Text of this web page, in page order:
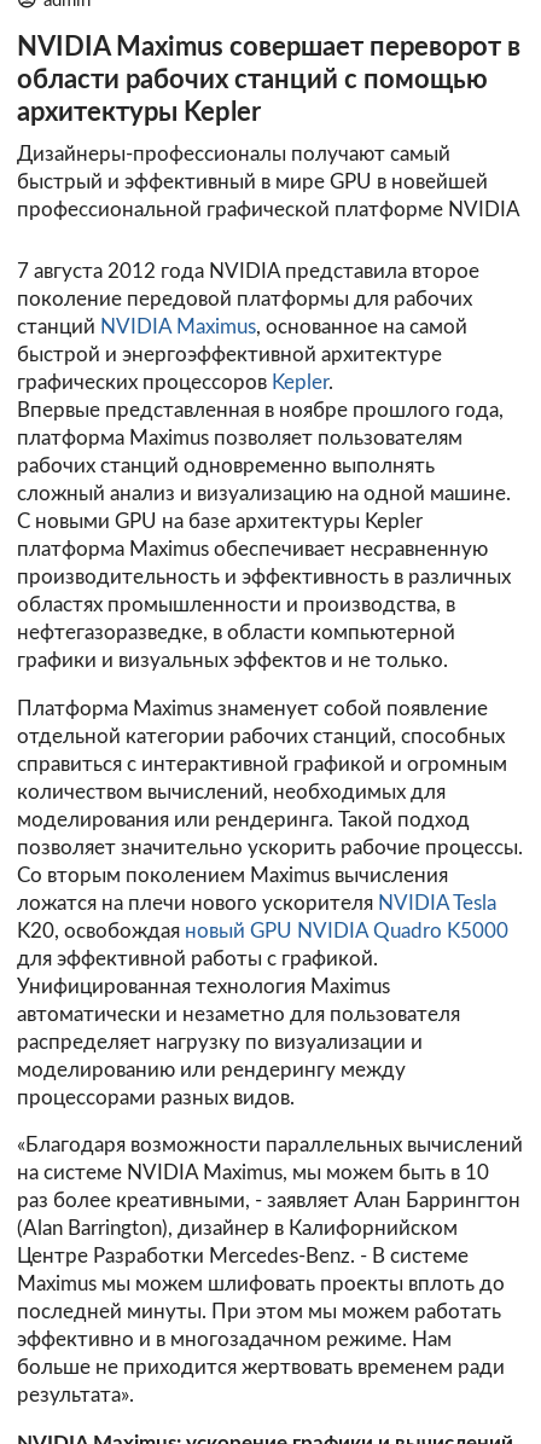
NVIDIA Maximus совершает переворот в
области рабочих станций с помощью
архитектуры Kepler
Дизайнеры-профессионалы получают самый
быстрый и эффективный в мире GPU в новейшей
профессиональной графической платформе NVIDIA
7 августа 2012 года NVIDIA представила второе
поколение передовой платформы для рабочих
станций NVIDIA Maximus, основанное на самой
быстрой и энергоэффективной архитектуре
графических процессоров Kepler.
Впервые представленная в ноябре прошлого года,
платформа Maximus позволяет пользователям
рабочих станций одновременно выполнять
сложный анализ и визуализацию на одной машине.
C новыми GPU на базе архитектуры Kepler
платформа Maximus обеспечивает несравненную
производительность и эффективность в различных
областях промышленности и производства, в
нефтегазоразведке, в области компьютерной
графики и визуальных эффектов и не только.
Платформа Maximus знаменует собой появление
отдельной категории рабочих станций, способных
справиться с интерактивной графикой и огромным
количеством вычислений, необходимых для
моделирования или рендеринга. Такой подход
позволяет значительно ускорить рабочие процессы.
Со вторым поколением Maximus вычисления
ложатся на плечи нового ускорителя NVIDIA Tesla
K20, освобождая новый GPU NVIDIA Quadro K5000
для эффективной работы с графикой.
Унифицированная технология Maximus
автоматически и незаметно для пользователя
распределяет нагрузку по визуализации и
моделированию или рендерингу между
процессорами разных видов.
«Благодаря возможности параллельных вычислений
на системе NVIDIA Maximus, мы можем быть в 10
раз более креативными, - заявляет Алан Баррингтон
(Alan Barrington), дизайнер в Калифорнийском
Центре Разработки Mercedes-Benz. - В системе
Maximus мы можем шлифовать проекты вплоть до
последней минуты. При этом мы можем работать
эффективно и в многозадачном режиме. Нам
больше не приходится жертвовать временем ради
результата».